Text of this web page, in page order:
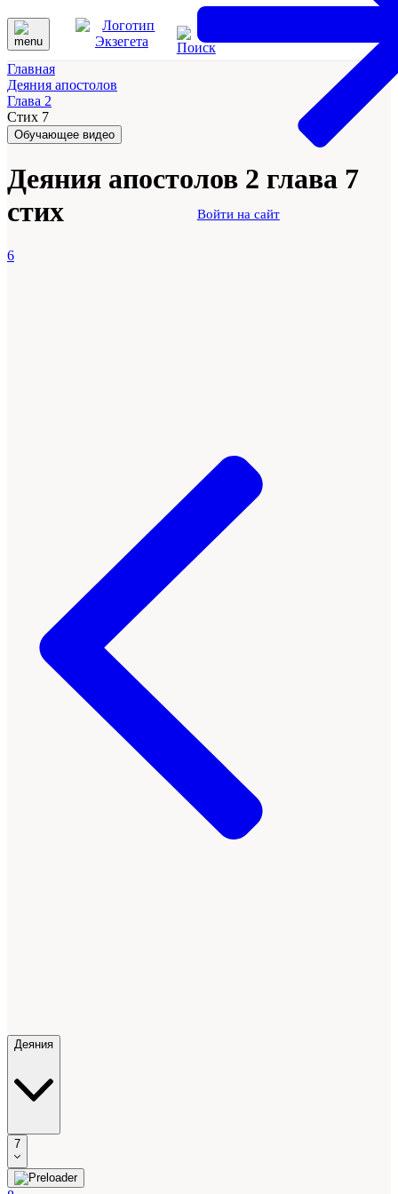
Войти на сайт
Главная
Деяния апостолов
Глава 2
Стих 7
Обучающее видео
Деяния апостолов 2 глава 7
стих
6
Деяния
7